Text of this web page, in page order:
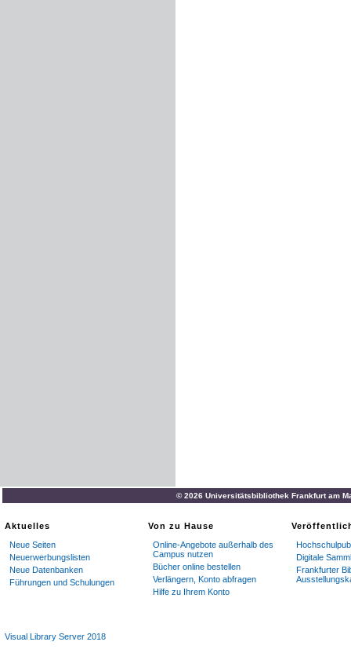
© 2026 Universitätsbibliothek Frankfurt am
Aktuelles
Neue Seiten
Neuerwerbungslisten
Neue Datenbanken
Führungen und Schulungen
Von zu Hause
Online-Angebote außerhalb des
Campus nutzen
Bücher online bestellen
Verlängern, Konto abfragen
Hilfe zu Ihrem Konto
Digitale
Frankfurter
Visual Library Server 2018